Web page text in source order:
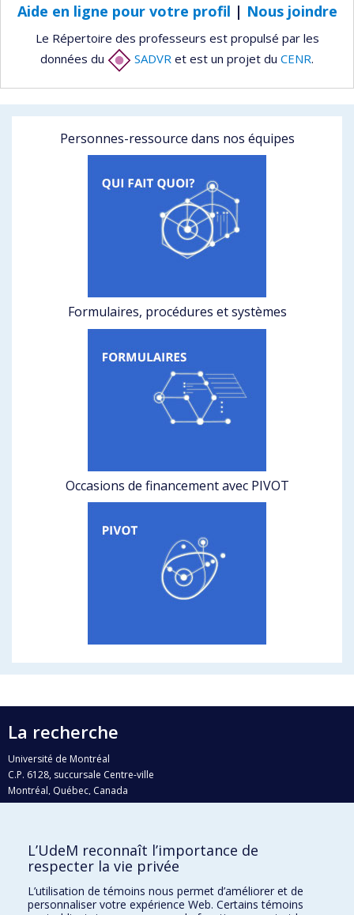
Aide en ligne pour votre profil | Nous joindre
Le Répertoire des professeurs est propulsé par les
données du
SADVR et est un projet du CENR.
Personnes-ressource dans nos équipes
Formulaires, procédures et systèmes
Occasions de financement avec PIVOT
La recherche
Université de Montréal
C.P. 6128, succursale Centre-ville
Montréal, Québec, Canada
H3C 3J7
Qui fait quoi?
Nous trouver
L’UdeM reconnaît l’importance de
respecter la vie privée
L’utilisation de témoins nous permet d’améliorer et de
personnaliser votre expérience Web. Certains témoins